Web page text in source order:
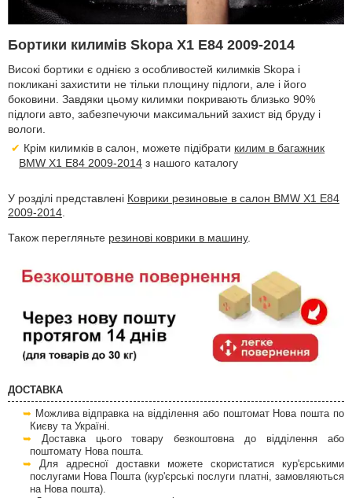
Бортики килимів Skopa X1 E84 2009-2014
Високі бортики є однією з особливостей килимків Skopa і
покликані захистити не тільки площину підлоги, але і його
боковини. Завдяки цьому килимки покривають близько 90%
підлоги авто, забезпечуючи максимальний захист від бруду і
вологи.
Крім килимків в салон, можете підібрати килим в багажник
BMW X1 E84 2009-2014 з нашого каталогу
У розділі представлені Коврики резиновые в салон BMW X1 E84
2009-2014
Також перегляньте резинові коврики в машину.
ДОСТАВКА
Можлива відправка на відділення або поштомат Нова пошта по
Києву та Україні.
Доставка цього товару безкоштовна до відділення або
поштомату Нова пошта.
Для адресної доставки можете скористатися кур'єрськими
послугами Нова Пошта (кур'єрські послуги платні, замовляються
на Нова пошта).